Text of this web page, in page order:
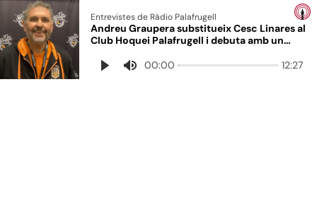
Entrevistes de Ràdio Palafrugell
Andreu Graupera substitueix Cesc Linares al
Club Hoquei Palafrugell i debuta amb un